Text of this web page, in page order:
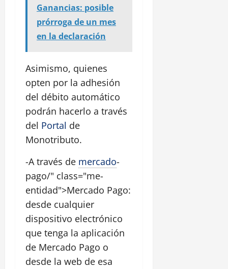
Ganancias: posible
prórroga de un mes
en la declaración
Asimismo, quienes
opten por la adhesión
del débito automático
podrán hacerlo a través
del Portal de
Monotributo.
-A través de mercado-
pago/" class="me-
entidad">Mercado Pago:
desde cualquier
dispositivo electrónico
que tenga la aplicación
de Mercado Pago o
desde la web de esa